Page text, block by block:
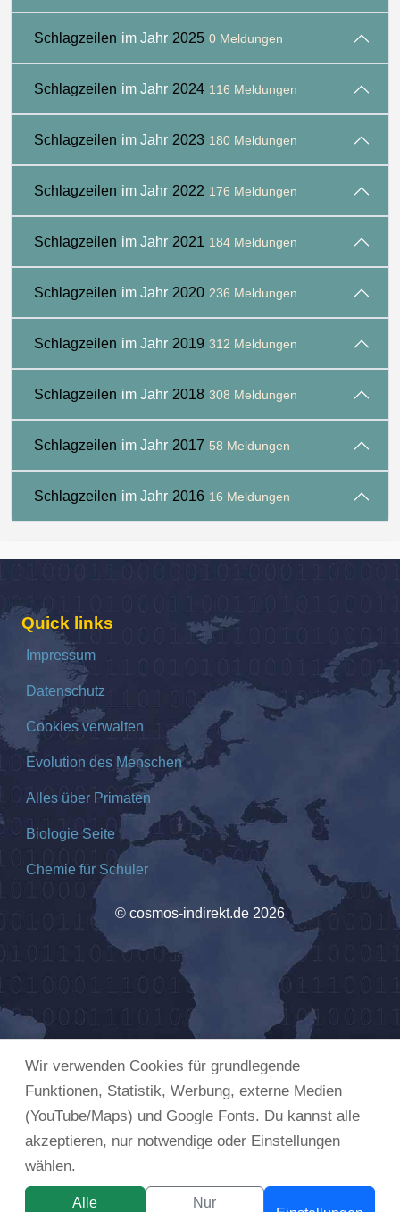
Wir verwenden Cookies für grundlegende
Funktionen, Statistik, Werbung, externe Medien
(YouTube/Maps) und Google Fonts. Du kannst alle
akzeptieren, nur notwendige oder Einstellungen
wählen.
Alle Nur
Schlagzeilen im Jahr 2025 0 Meldungen
Schlagzeilen im Jahr 2024 116 Meldungen
Schlagzeilen im Jahr 2023 180 Meldungen
Schlagzeilen im Jahr 2022 176 Meldungen
Schlagzeilen im Jahr 2021 184 Meldungen
Schlagzeilen im Jahr 2020 236 Meldungen
Schlagzeilen im Jahr 2019 312 Meldungen
Schlagzeilen im Jahr 2018 308 Meldungen
Schlagzeilen im Jahr 2017 58 Meldungen
Schlagzeilen im Jahr 2016 16 Meldungen
Quick links
Impressum
Datenschutz
Cookies verwalten
Evolution des Menschen
Alles über Primaten
Biologie Seite
Chemie für Schüler
© cosmos-indirekt.de 2026